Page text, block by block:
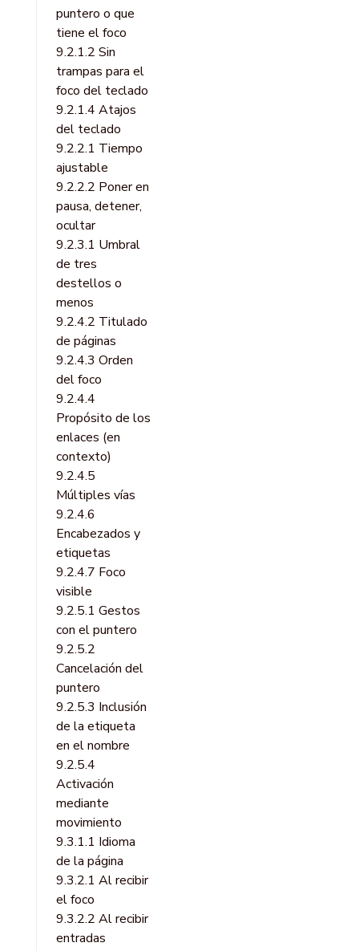
puntero o que
tiene el foco
9.2.1.2 Sin
trampas para el
foco del teclado
9.2.1.4 Atajos
del teclado
9.2.2.1 Tiempo
ajustable
9.2.2.2 Poner en
pausa, detener,
ocultar
9.2.3.1 Umbral
de tres
destellos o
menos
9.2.4.2 Titulado
de páginas
9.2.4.3 Orden
del foco
9.2.4.4
Propósito de los
enlaces (en
contexto)
9.2.4.5
Múltiples vías
9.2.4.6
Encabezados y
etiquetas
9.2.4.7 Foco
visible
9.2.5.1 Gestos
con el puntero
9.2.5.2
Cancelación del
puntero
9.2.5.3 Inclusión
de la etiqueta
en el nombre
9.2.5.4
Activación
mediante
movimiento
9.3.1.1 Idioma
de la página
9.3.2.1 Al recibir
el foco
9.3.2.2 Al recibir
entradas